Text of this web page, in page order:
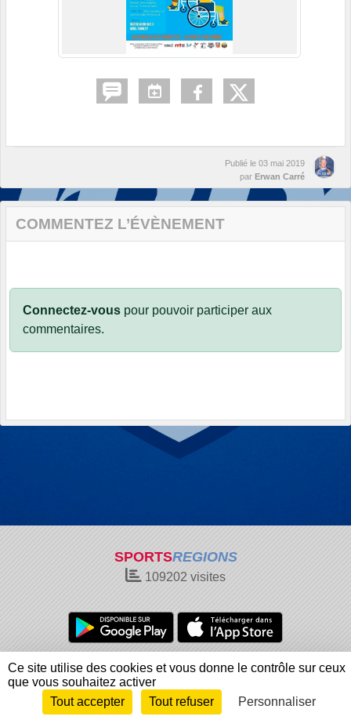
Publié le 03 mai 2019
par Erwan Carré
COMMENTEZ L’ÉVÈNEMENT
Connectez-vous pour pouvoir participer aux
commentaires.
SPORTSREGIONS
109202 visites
Charte cookies
Gestion des cookies
Informations légales
Signaler un contenu inapproprié
Envie de participer ?
Connexion
Ce site utilise des cookies et vous donne le contrôle sur ceux
que vous souhaitez activer
Tout accepter
Tout refuser Personnaliser